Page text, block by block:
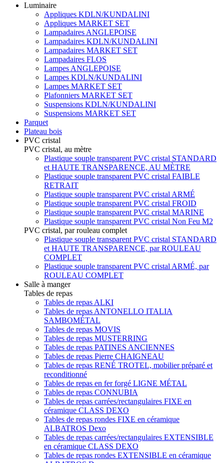
Luminaire
Appliques KDLN/KUNDALINI
Appliques MARKET SET
Lampadaires ANGLEPOISE
Lampadaires KDLN/KUNDALINI
Lampadaires MARKET SET
Lampadaires FLOS
Lampes ANGLEPOISE
Lampes KDLN/KUNDALINI
Lampes MARKET SET
Plafonniers MARKET SET
Suspensions KDLN/KUNDALINI
Suspensions MARKET SET
Parquet
Plateau bois
PVC cristal
PVC cristal, au mètre
Plastique souple transparent PVC cristal STANDARD
et HAUTE TRANSPARENCE, AU MÈTRE
Plastique souple transparent PVC cristal FAIBLE
RETRAIT
Plastique souple transparent PVC cristal ARMÉ
Plastique souple transparent PVC cristal FROID
Plastique souple transparent PVC cristal MARINE
Plastique souple transparent PVC cristal Non Feu M2
PVC cristal, par rouleau complet
Plastique souple transparent PVC cristal STANDARD
et HAUTE TRANSPARENCE, par ROULEAU
COMPLET
Plastique souple transparent PVC cristal ARMÉ, par
ROULEAU COMPLET
Salle à manger
Tables de repas
Tables de repas ALKI
Tables de repas ANTONELLO ITALIA
SAMBOMÉTAL
Tables de repas MOVIS
Tables de repas MUSTERRING
Tables de repas PATINES ANCIENNES
Tables de repas Pierre CHAIGNEAU
Tables de repas RENÉ TROTEL, mobilier préparé et
reconditionné
Tables de repas en fer forgé LIGNE MÉTAL
Tables de repas CONNUBIA
Tables de repas carrées/rectangulaires FIXE en
céramique CLASS DEXO
Tables de repas rondes FIXE en céramique
ALBATROS Dexo
Tables de repas carrées/rectangulaires EXTENSIBLE
en céramique CLASS DEXO
Tables de repas rondes EXTENSIBLE en céramique